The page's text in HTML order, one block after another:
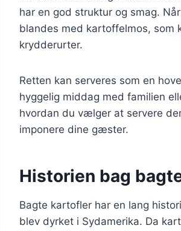
har en god struktur og smag.
blandes med kartoffelmos, som
krydderurter.
Retten kan serveres som en
hyggelig middag med familien
hvordan du vælger at servere
imponere dine gæster.
Historien bag
Bagte kartofler har en lang
blev dyrket i Sydamerika. Da